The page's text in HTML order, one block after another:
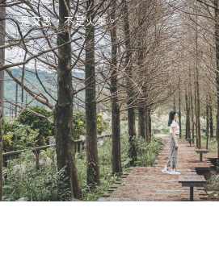
是艾思，不是火拳。